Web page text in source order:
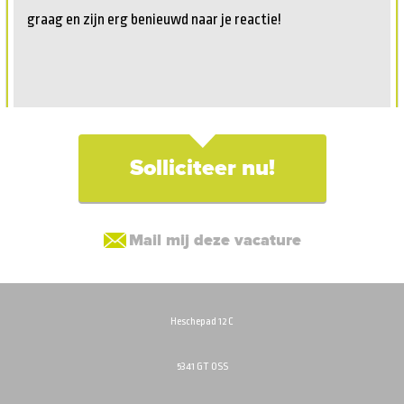
graag en zijn erg benieuwd naar je reactie!
Solliciteer nu!
Mail mij deze vacature
Heschepad 12 C
5341 GT OSS